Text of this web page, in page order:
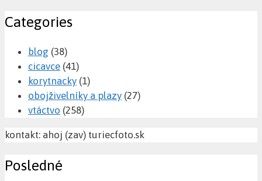
Categories
blog (38)
cicavce (41)
korytnacky (1)
obojživelníky a plazy (27)
vtáctvo (258)
kontakt: ahoj (zav) turiecfoto.sk
Posledné